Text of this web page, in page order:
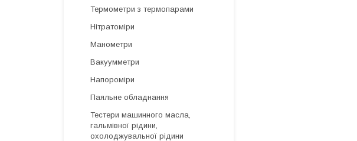
Термометри з термопарами
Нітратоміри
Манометри
Вакуумметри
Напороміри
Паяльне обладнання
Тестери машинного масла,
гальмівної рідини,
охолоджувальної рідини